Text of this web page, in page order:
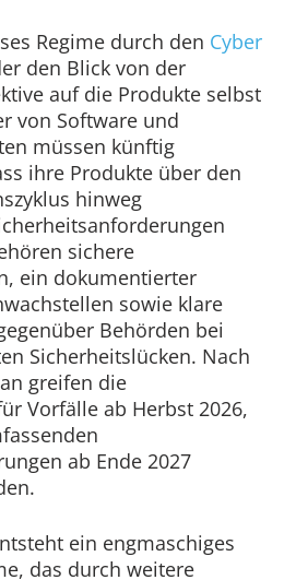
Regime durch den Cyber
den Blick von der
auf die Produkte selbst
von Software und
müssen künftig
ihre Produkte über den
hinweg
sichere
ein dokumentierter
sowie klare
Behörden bei
Sicherheitslücken. Nach
greifen die
Vorfälle ab Herbst 2026,
ab Ende 2027
ein engmaschiges
das durch weitere